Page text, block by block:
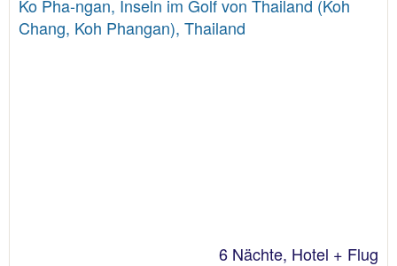
Ko Pha-ngan, Inseln im Golf von Thailand (Koh
Chang, Koh Phangan), Thailand
6 Nächte, Hotel + Flug